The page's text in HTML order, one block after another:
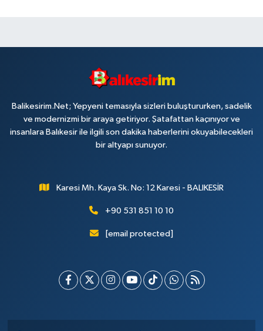
Balikesirim.Net; Yepyeni temasıyla sizleri buluştururken, sadelik
ve modernizmi bir araya getiriyor. Şatafattan kaçınıyor ve
insanlara Balıkesir ile ilgili son dakika haberlerini okuyabilecekleri
bir altyapı sunuyor.
Karesi Mh. Kaya Sk. No: 12 Karesi - BALIKESİR
+90 531 851 10 10
[email protected]